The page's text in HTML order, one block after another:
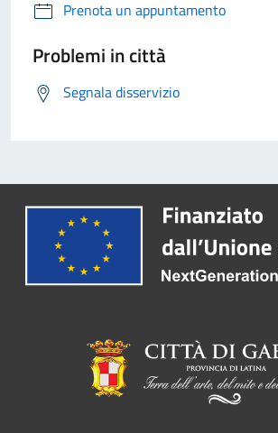
Prenota un appuntamento
Problemi in città
Segnala disservizio